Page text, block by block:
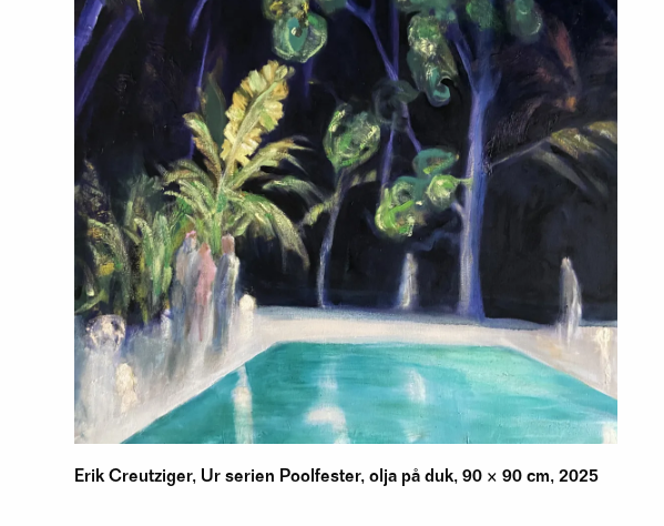
Erik Creutziger, Ur serien Poolfester, olja på duk, 90 × 90 cm, 2025